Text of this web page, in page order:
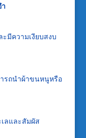
มีความเงียบสงบ
รถนำผ้าขนหนูหรือ
ลและสัมผัส